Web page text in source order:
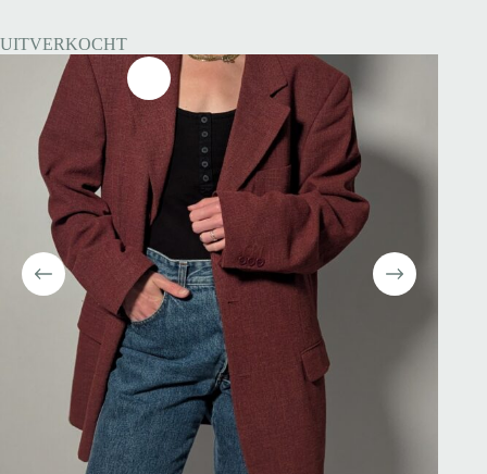
UITVERKOCHT